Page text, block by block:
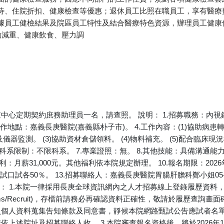
、住院折扣、健康檢查等優惠；退休員工比照在職員工，享有醫
員工健檢結果及院區員工特性及結合醫療特色資源，辦理員工健
重、健康飲食、壓力調
心定期契約庶務助理員一名，請查照。 說明： 1.招募職務：內
地點：嘉義長庚醫院(嘉義縣朴子市)。 4.工作內容：(1)協助病患
器監測。 (3)協助資材倉儲領料。 (4)物料補充。 (5)配合臨床現
系限制：不限科系。 7.專業證照：無。 8.其他技能：具備溝通能
：月薪31,000元。其他福利依本院規定辦理。 10.報名期限：
口試各50％。 13.招募聯絡人：嘉義長庚醫院胃腸肝膽科鄭小姐
1.本院一律採用長庚全球資訊網內之人才招募線上登錄履歷資料
Recruit)，存檔前請務必再確認資料正確性，敬請於履歷查詢畫
人資料蒐集告知條款及同意書，靜候本院網路甄試公告應試者名